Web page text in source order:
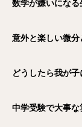
数学が嫌いにな
意外と楽しい微分
どうしたら我が
中学受験で大事